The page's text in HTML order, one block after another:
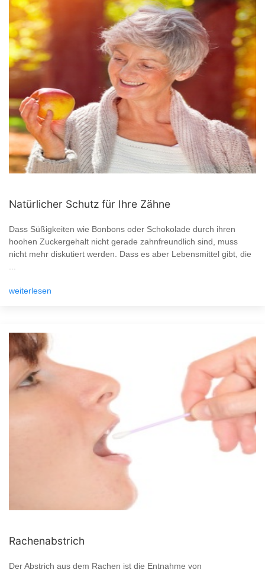
Natürlicher Schutz für Ihre Zähne
Dass Süßigkeiten wie Bonbons oder Schokolade durch ihren
hoohen Zuckergehalt nicht gerade zahnfreundlich sind, muss
nicht mehr diskutiert werden. Dass es aber Lebensmittel gibt, die
...
weiterlesen
Rachenabstrich
Der Abstrich aus dem Rachen ist die Entnahme von